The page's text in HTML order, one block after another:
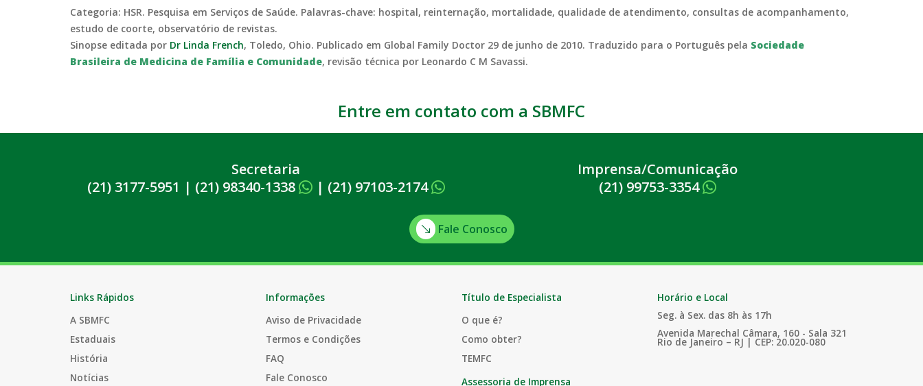
Categoria: HSR. Pesquisa em Serviços de Saúde. Palavras-chave: hospital, reinternação, mortalidade, qualidade de atendimento, consultas de acompanhamento,
estudo de coorte, observatório de revistas.
Sinopse editada por Dr Linda French, Toledo, Ohio. Publicado em Global Family Doctor 29 de junho de 2010. Traduzido para o Português pela Sociedade
Brasileira de Medicina de Família e Comunidade, revisão técnica por Leonardo C M Savassi.
Entre em contato com a SBMFC
Secretaria
(21) 3177-5951 | (21) 98340-1338 | (21) 97103-2174
Imprensa/Comunicação
(21) 99753-3354
Fale Conosco
Links Rápidos
A SBMFC
Estaduais
História
Notícias
Informações
Aviso de Privacidade
Termos e Condições
FAQ
Fale Conosco
Título de Especialista
O que é?
Como obter?
TEMFC
Assessoria de Imprensa
Horário e Local
Seg. à Sex. das 8h às 17h
Avenida Marechal Câmara, 160 - Sala 321
Rio de Janeiro – RJ | CEP: 20.020-080